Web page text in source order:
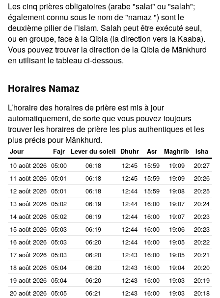
Les cinq prières obligatoires (arabe "salat" ou "salah";
également connu sous le nom de "namaz ") sont le
deuxième pilier de l’islam. Salah peut être exécuté seul,
ou en groupe, face à la Qibla (la direction vers la Kaaba).
Vous pouvez trouver la direction de la Qibla de Mānkhurd
en utilisant le tableau ci-dessous.
Horaires Namaz
L’horaire des horaires de prière est mis à jour
automatiquement, de sorte que vous pouvez toujours
trouver les horaires de prière les plus authentiques et les
plus précis pour Mānkhurd.
Jour Fajr Lever du soleil Dhuhr Asr Maghrib Isha
10 août 2026 05:00 06:18 12:45 15:59 19:09
20:27
11 août 2026 05:01 06:18 12:45 15:59 19:09
20:26
12 août 2026 05:01 06:18 12:44 15:59 19:08
20:25
13 août 2026 05:02 06:19 12:44 16:00 19:07
20:24
14 août 2026 05:02 06:19 12:44 16:00 19:07
20:23
15 août 2026 05:03 06:19 12:44 16:00 19:06
20:23
16 août 2026 05:03 06:20 12:44 16:00 19:05
20:22
17 août 2026 05:03 06:20 12:43 16:00 19:05
20:21
18 août 2026 05:04 06:20 12:43 16:00 19:04
20:20
19 août 2026 05:04 06:20 12:43 16:00 19:03
20:19
20 août 2026 05:05 06:21 12:43 16:00 19:03
20:18